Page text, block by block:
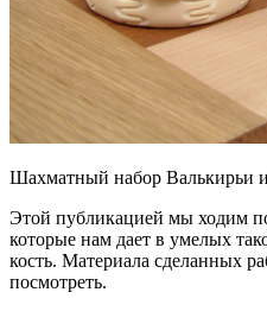
Шахматный набор Валькирьи
Этой публикацией мы ходим
которые нам дает в умелых
кость. Материала сделанных
посмотреть.